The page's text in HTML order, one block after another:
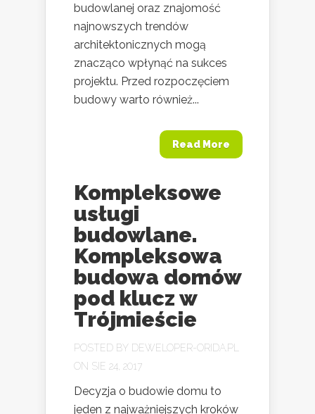
budowlanej oraz znajomość
najnowszych trendów
architektonicznych mogą
znacząco wpłynąć na sukces
projektu. Przed rozpoczęciem
budowy warto również...
Read More
Kompleksowe
usługi
budowlane.
Kompleksowa
budowa domów
pod klucz w
Trójmieście
POSTED BY DEWELOPER-ORIDA.PL
ON SIE 24, 2017
Decyzja o budowie domu to
jeden z najważniejszych kroków